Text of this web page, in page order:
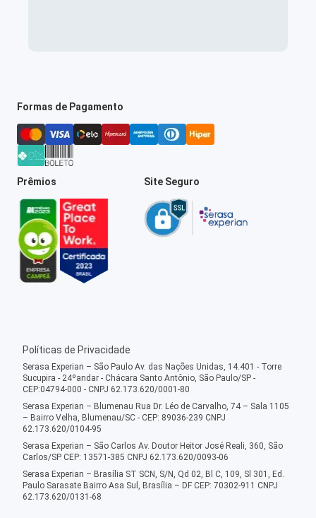
Formas de Pagamento
Prêmios Site Seguro
Políticas de Privacidade
Serasa Experian – São Paulo Av. das Nações Unidas, 14.401 - Torre
Sucupira - 24ºandar - Chácara Santo Antônio, São Paulo/SP -
CEP:04794-000 - CNPJ 62.173.620/0001-80
Serasa Experian – Blumenau Rua Dr. Léo de Carvalho, 74 – Sala 1105
– Bairro Velha, Blumenau/SC - CEP: 89036-239 CNPJ
62.173.620/0104-95
Serasa Experian – São Carlos Av. Doutor Heitor José Reali, 360, São
Carlos/SP CEP: 13571-385 CNPJ 62.173.620/0093-06
Serasa Experian – Brasília ST SCN, S/N, Qd 02, Bl C, 109, Sl 301, Ed.
Paulo Sarasate Bairro Asa Sul, Brasília – DF CEP: 70302-911 CNPJ
62.173.620/0131-68